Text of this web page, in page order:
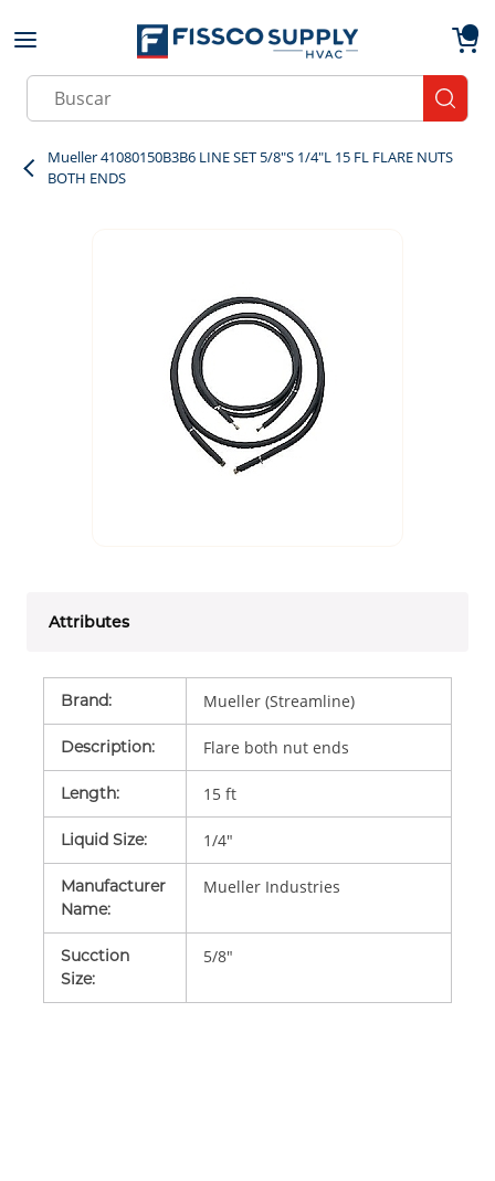
Skip to main content
Site Search
Mueller 41080150B3B6 LINE SET 5/8"S 1/4"L 15 FL FLARE NUTS
BOTH ENDS
Attributes
Brand: Mueller (Streamline)
Description: Flare both nut ends
Length: 15 ft
Liquid Size: 1/4"
Manufacturer
Name:
Mueller Industries
Sucction
Size:
5/8"